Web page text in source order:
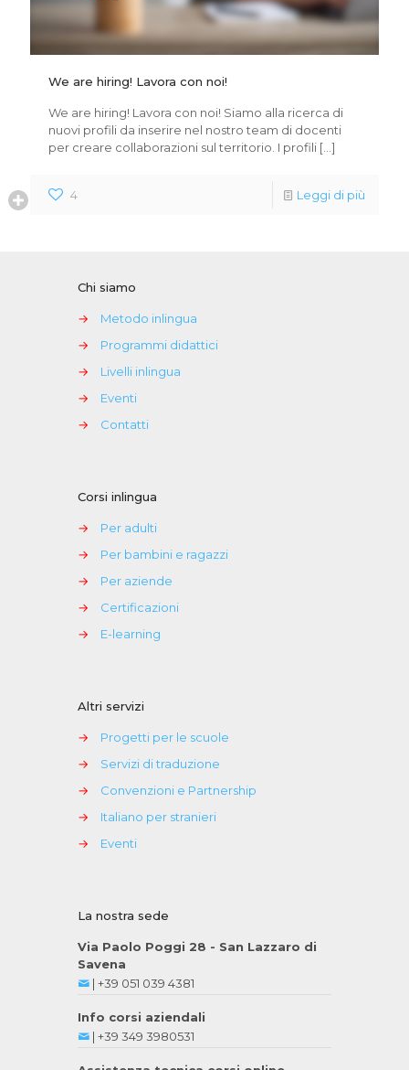
We are hiring! Lavora con noi!
We are hiring! Lavora con noi! Siamo alla ricerca di
nuovi profili da inserire nel nostro team di docenti
per creare collaborazioni sul territorio. I profili […]
4 Leggi di più
Chi siamo
→
Metodo inlingua
→
Programmi didattici
→
Livelli inlingua
→
Eventi
→
Contatti
Corsi inlingua
→
Per adulti
→
Per bambini e ragazzi
→
Per aziende
→
Certificazioni
→
E-learning
Altri servizi
→
Progetti per le scuole
→
Servizi di traduzione
→
Convenzioni e Partnership
→
Italiano per stranieri
→
Eventi
La nostra sede
Via Paolo Poggi 28 - San Lazzaro di
Savena
| +39 051 039 4381
Info corsi aziendali
| +39 349 3980531